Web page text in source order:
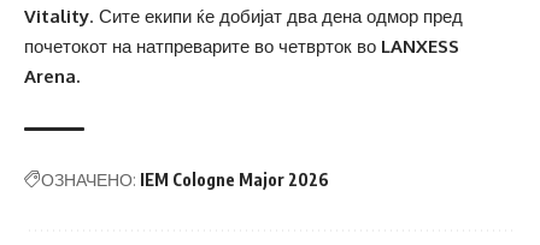
Vitality. Сите екипи ќе добијат два дена одмор пред
почетокот на натпреварите во четврток во LANXESS
Arena.
ОЗНАЧЕНО: IEM Cologne Major 2026